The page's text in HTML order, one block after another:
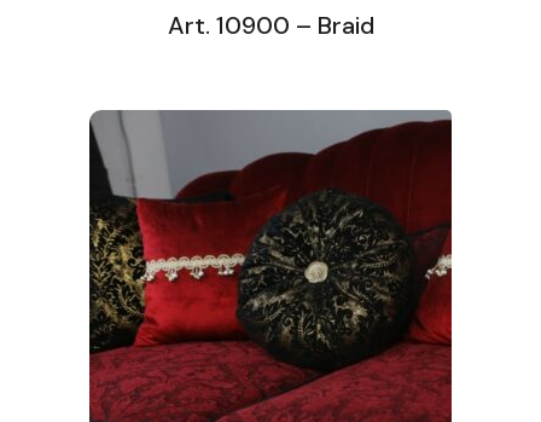
Art. 10900 – Braid